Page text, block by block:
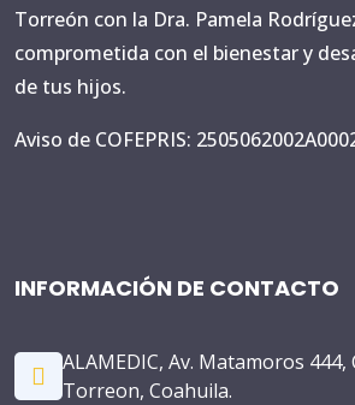
Torreón con la Dra. Pamela
comprometida con el bienestar y
de tus hijos.
Aviso de COFEPRIS:
INFORMACIÓN DE CONTACTO
ALAMEDIC, Av. Matamoros 444,
Torreon, Coahuila.